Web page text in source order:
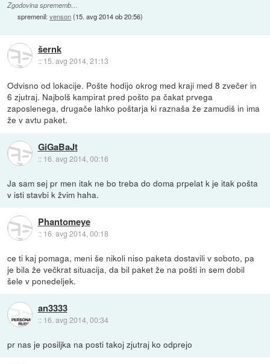
Zgodovina sprememb…
spremenil:venson(15. avg 2014 ob 20:56)
šernk
:: 15. avg 2014, 21:13
Odvisno od lokacije. Pošte hodijo okrog med kraji med 8 zvečer in
6 zjutraj. Najbolš kampirat pred pošto pa čakat prvega
zaposlenega, drugače lahko poštarja ki raznaša že zamudiš in ima
že v avtu paket.
GiGaBaJt
:: 16. avg 2014, 00:16
Ja sam sej pr men itak ne bo treba do doma prpelat k je itak pošta
v isti stavbi k žvim haha.
Phantomeye
:: 16. avg 2014, 00:18
ce ti kaj pomaga, meni še nikoli niso paketa dostavili v soboto, pa
je bila že večkrat situacija, da bil paket že na pošti in sem dobil
šele v ponedeljek.
an3333
:: 16. avg 2014, 00:34
pr nas je posiljka na posti takoj zjutraj ko odprejo